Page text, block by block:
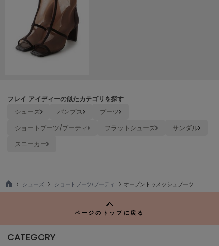
le coq sportif
ルコックスポルティフ
リリーブラウン
リリーブラウンランジェリー
made of Organics
フレイ アイディーの似たカテゴリを探す
シューズ パンプス
ブーツ
ショートブーツ/ブーティ
フラットシューズ
サンダル
スニーカー
TO
シューズ ショートブーツ/ブーティ オープントゥメッシュブーツ
ページのトップに戻る
CATEGORY